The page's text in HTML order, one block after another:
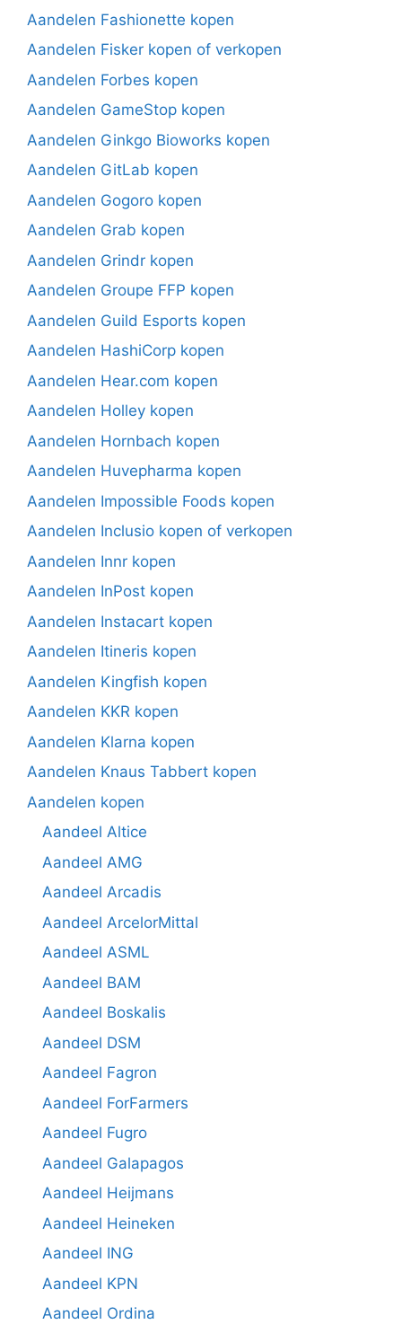
Aandelen Fashionette kopen
Aandelen Fisker kopen of verkopen
Aandelen Forbes kopen
Aandelen GameStop kopen
Aandelen Ginkgo Bioworks kopen
Aandelen GitLab kopen
Aandelen Gogoro kopen
Aandelen Grab kopen
Aandelen Grindr kopen
Aandelen Groupe FFP kopen
Aandelen Guild Esports kopen
Aandelen HashiCorp kopen
Aandelen Hear.com kopen
Aandelen Holley kopen
Aandelen Hornbach kopen
Aandelen Huvepharma kopen
Aandelen Impossible Foods kopen
Aandelen Inclusio kopen of verkopen
Aandelen Innr kopen
Aandelen InPost kopen
Aandelen Instacart kopen
Aandelen Itineris kopen
Aandelen Kingfish kopen
Aandelen KKR kopen
Aandelen Klarna kopen
Aandelen Knaus Tabbert kopen
Aandelen kopen
Aandeel Altice
Aandeel AMG
Aandeel Arcadis
Aandeel ArcelorMittal
Aandeel ASML
Aandeel BAM
Aandeel Boskalis
Aandeel DSM
Aandeel Fagron
Aandeel ForFarmers
Aandeel Fugro
Aandeel Galapagos
Aandeel Heijmans
Aandeel Heineken
Aandeel ING
Aandeel KPN
Aandeel Ordina